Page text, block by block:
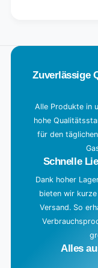
a
Zuverlässige
Alle Produkte in
hohe
für den
Schnelle
Dank hoher
bieten wir
Versand. So
Alles